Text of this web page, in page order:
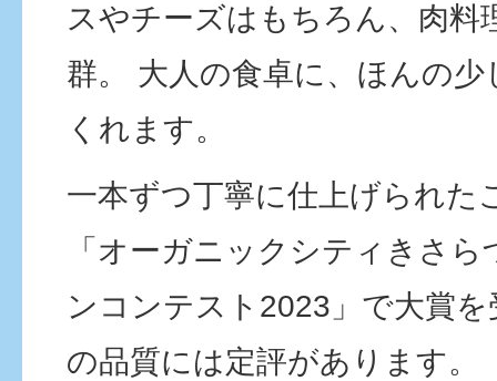
スやチーズはもちろん、肉料
群。 大人の食卓に、ほんの
くれます。
一本ずつ丁寧に仕上げられた
「オーガニックシティきさ
ンコンテスト2023」で大賞
の品質には定評があります。